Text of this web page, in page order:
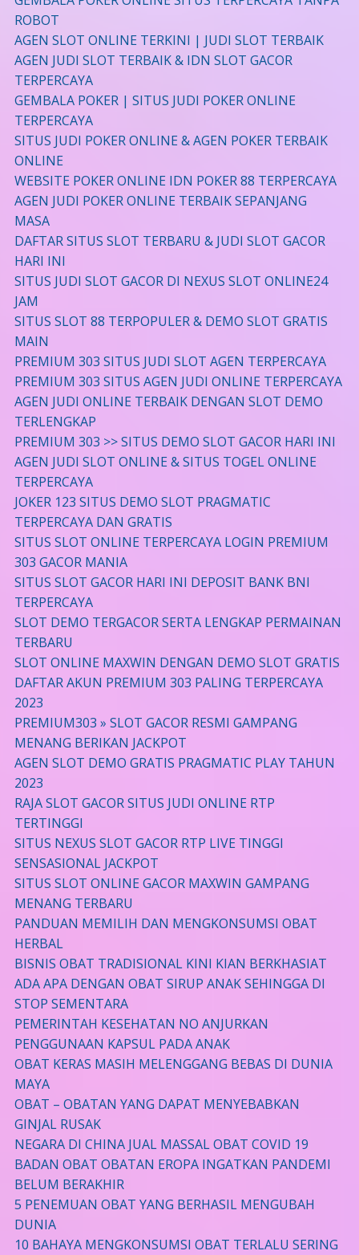
ROBOT
AGEN SLOT ONLINE TERKINI | JUDI SLOT TERBAIK
AGEN JUDI SLOT TERBAIK & IDN SLOT GACOR
TERPERCAYA
GEMBALA POKER | SITUS JUDI POKER ONLINE
TERPERCAYA
SITUS JUDI POKER ONLINE & AGEN POKER TERBAIK
ONLINE
WEBSITE POKER ONLINE IDN POKER 88 TERPERCAYA
AGEN JUDI POKER ONLINE TERBAIK SEPANJANG
MASA
DAFTAR SITUS SLOT TERBARU & JUDI SLOT GACOR
HARI INI
SITUS JUDI SLOT GACOR DI NEXUS SLOT ONLINE24
JAM
SITUS SLOT 88 TERPOPULER & DEMO SLOT GRATIS
MAIN
PREMIUM 303 SITUS JUDI SLOT AGEN TERPERCAYA
PREMIUM 303 SITUS AGEN JUDI ONLINE TERPERCAYA
AGEN JUDI ONLINE TERBAIK DENGAN SLOT DEMO
TERLENGKAP
PREMIUM 303 >> SITUS DEMO SLOT GACOR HARI INI
AGEN JUDI SLOT ONLINE & SITUS TOGEL ONLINE
TERPERCAYA
JOKER 123 SITUS DEMO SLOT PRAGMATIC
TERPERCAYA DAN GRATIS
SITUS SLOT ONLINE TERPERCAYA LOGIN PREMIUM
303 GACOR MANIA
SITUS SLOT GACOR HARI INI DEPOSIT BANK BNI
TERPERCAYA
SLOT DEMO TERGACOR SERTA LENGKAP PERMAINAN
TERBARU
SLOT ONLINE MAXWIN DENGAN DEMO SLOT GRATIS
DAFTAR AKUN PREMIUM 303 PALING TERPERCAYA
2023
PREMIUM303 » SLOT GACOR RESMI GAMPANG
MENANG BERIKAN JACKPOT
AGEN SLOT DEMO GRATIS PRAGMATIC PLAY TAHUN
2023
RAJA SLOT GACOR SITUS JUDI ONLINE RTP
TERTINGGI
SITUS NEXUS SLOT GACOR RTP LIVE TINGGI
SENSASIONAL JACKPOT
SITUS SLOT ONLINE GACOR MAXWIN GAMPANG
MENANG TERBARU
PANDUAN MEMILIH DAN MENGKONSUMSI OBAT
HERBAL
BISNIS OBAT TRADISIONAL KINI KIAN BERKHASIAT
ADA APA DENGAN OBAT SIRUP ANAK SEHINGGA DI
STOP SEMENTARA
PEMERINTAH KESEHATAN NO ANJURKAN
PENGGUNAAN KAPSUL PADA ANAK
OBAT KERAS MASIH MELENGGANG BEBAS DI DUNIA
MAYA
OBAT – OBATAN YANG DAPAT MENYEBABKAN
GINJAL RUSAK
NEGARA DI CHINA JUAL MASSAL OBAT COVID 19
BADAN OBAT OBATAN EROPA INGATKAN PANDEMI
BELUM BERAKHIR
5 PENEMUAN OBAT YANG BERHASIL MENGUBAH
DUNIA
10 BAHAYA MENGKONSUMSI OBAT TERLALU SERING